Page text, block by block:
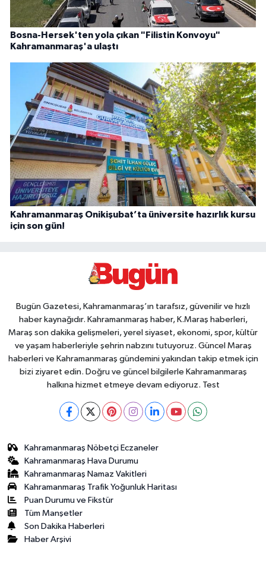
Bosna-Hersek'ten yola çıkan "Filistin Konvoyu"
Kahramanmaraş'a ulaştı
Kahramanmaraş Onikişubat’ta üniversite hazırlık kursu
için son gün!
Bugün Gazetesi, Kahramanmaraş’ın tarafsız, güvenilir ve hızlı
haber kaynağıdır. Kahramanmaraş haber, K.Maraş haberleri,
Maraş son dakika gelişmeleri, yerel siyaset, ekonomi, spor, kültür
ve yaşam haberleriyle şehrin nabzını tutuyoruz. Güncel Maraş
haberleri ve Kahramanmaraş gündemini yakından takip etmek için
bizi ziyaret edin. Doğru ve güncel bilgilerle Kahramanmaraş
halkına hizmet etmeye devam ediyoruz. Test
Kahramanmaraş Nöbetçi Eczaneler
Kahramanmaraş Hava Durumu
Kahramanmaraş Namaz Vakitleri
Kahramanmaraş Trafik Yoğunluk Haritası
Puan Durumu ve Fikstür
Tüm Manşetler
Son Dakika Haberleri
Haber Arşivi